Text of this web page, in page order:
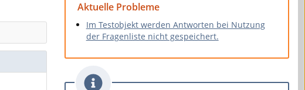
Aktuelle Probleme
Im Testobjekt werden Antworten bei Nutzung
der Fragenliste nicht gespeichert.